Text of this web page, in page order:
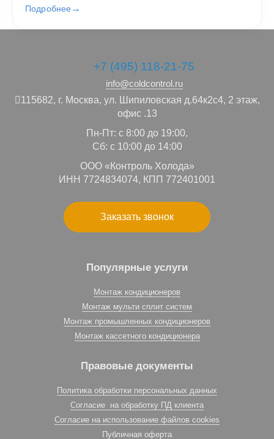
Подробнее
+7 (495) 118-21-75
info@coldcontrol.ru
115682, г. Москва, ул. Шипиловская д.64к2с4, 2 этаж,
офис .13
Пн-Пт: с 8:00 до 19:00,
Сб: с 10:00 до 14:00
ООО «Контроль Холода»
ИНН 7724834074, КПП 772401001
Заказать звонок
Популярные услуги
Монтаж кондиционеров
Монтаж мульти сплит систем
Монтаж промышленных кондиционеров
Монтаж кассетного кондиционера
Правовые документы
Политика обработки персональных данных
Согласие на обработку ПД клиента
Согласие на использование файлов cookies
Публичная оферта